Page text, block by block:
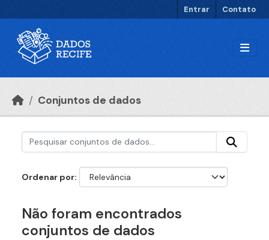
Entrar Contato
Conjuntos de dados
Ordenar por
Não foram encontrados
conjuntos de dados